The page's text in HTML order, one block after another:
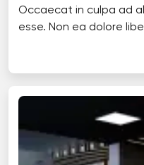
Occaecat in culpa ad
esse. Non ea dolore